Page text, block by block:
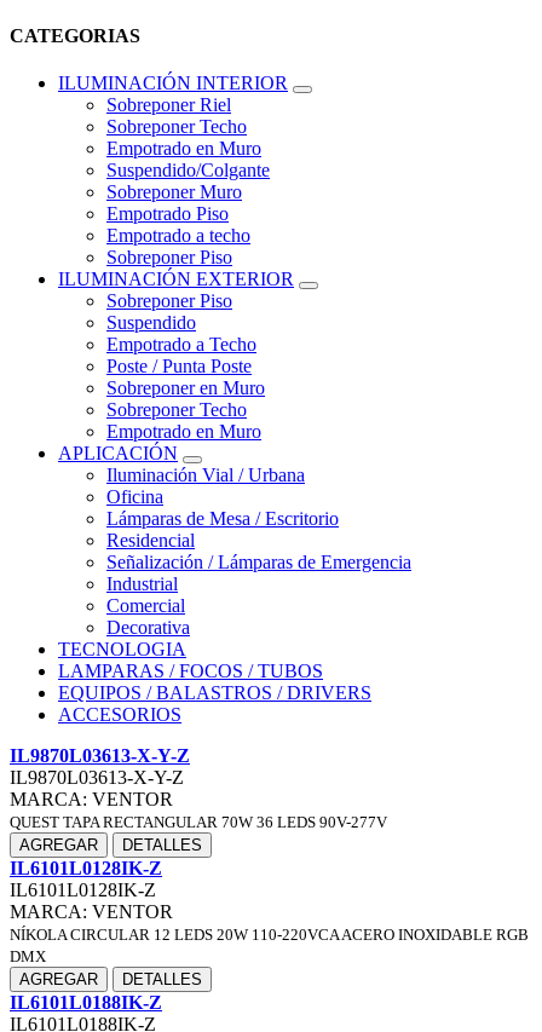
CATEGORIAS
ILUMINACIÓN INTERIOR
Sobreponer Riel
Sobreponer Techo
Empotrado en Muro
Suspendido/Colgante
Sobreponer Muro
Empotrado Piso
Empotrado a techo
Sobreponer Piso
ILUMINACIÓN EXTERIOR
Sobreponer Piso
Suspendido
Empotrado a Techo
Poste / Punta Poste
Sobreponer en Muro
Sobreponer Techo
Empotrado en Muro
APLICACIÓN
Iluminación Vial / Urbana
Oficina
Lámparas de Mesa / Escritorio
Residencial
Señalización / Lámparas de Emergencia
Industrial
Comercial
Decorativa
TECNOLOGIA
LAMPARAS / FOCOS / TUBOS
EQUIPOS / BALASTROS / DRIVERS
ACCESORIOS
IL9870L03613-X-Y-Z
IL9870L03613-X-Y-Z
MARCA: VENTOR
QUEST TAPA RECTANGULAR 70W 36 LEDS 90V-277V
AGREGAR
DETALLES
IL6101L0128IK-Z
IL6101L0128IK-Z
MARCA: VENTOR
NÍKOLA CIRCULAR 12 LEDS 20W 110-220VCA ACERO INOXIDABLE RGB
DMX
AGREGAR
DETALLES
IL6101L0188IK-Z
IL6101L0188IK-Z